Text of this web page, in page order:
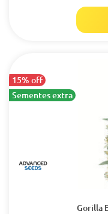
15% off
Sementes extra
Gorilla